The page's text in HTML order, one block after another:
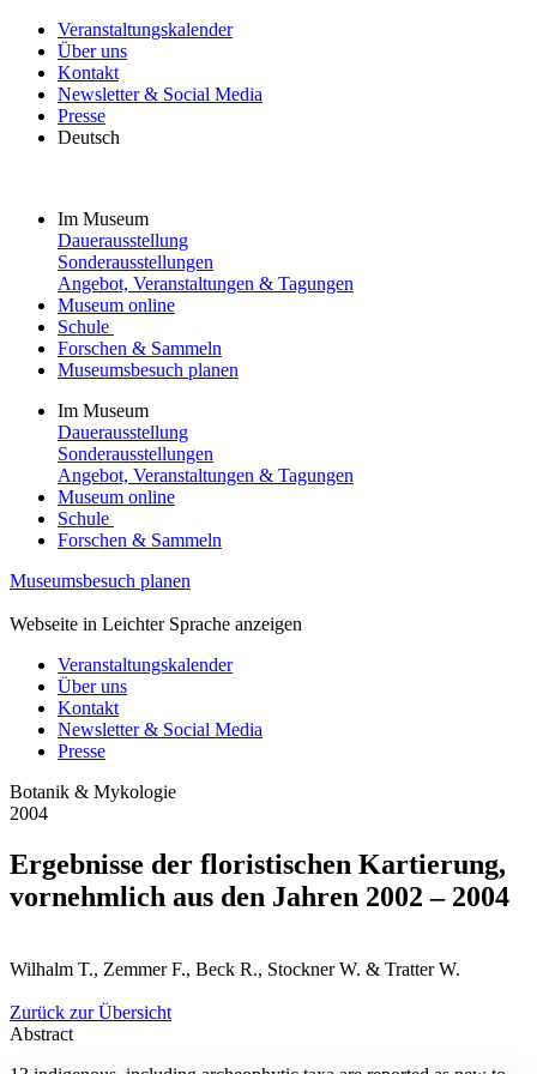
Veranstaltungskalender
Über uns
Kontakt
Newsletter & Social Media
Presse
Deutsch
Im Museum
Dauerausstellung
Sonderausstellungen
Angebot, Veranstaltungen & Tagungen
Museum online
Schule
Forschen & Sammeln
Museumsbesuch planen
Im Museum
Dauerausstellung
Sonderausstellungen
Angebot, Veranstaltungen & Tagungen
Museum online
Schule
Forschen & Sammeln
Museumsbesuch planen
Webseite in Leichter Sprache anzeigen
Veranstaltungskalender
Über uns
Kontakt
Newsletter & Social Media
Presse
Botanik & Mykologie
2004
Ergebnisse der floristischen Kartierung,
vornehmlich aus den Jahren 2002 – 2004
Wilhalm T., Zemmer F., Beck R., Stockner W. & Tratter W.
Zurück zur Übersicht
Abstract